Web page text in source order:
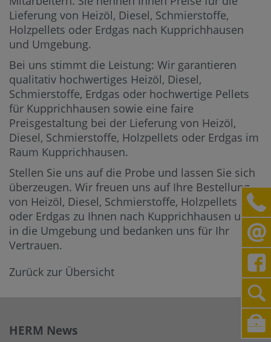
Lieferung von Heizöl, Diesel, Schmierstoffe,
Holzpellets oder Erdgas nach Kupprichhausen
und Umgebung.
Bei uns stimmt die Leistung: Wir garantieren
qualitativ hochwertiges Heizöl, Diesel,
Schmierstoffe, Erdgas oder hochwertige Pellets
für Kupprichhausen sowie eine faire
Preisgestaltung bei der Lieferung von Heizöl,
Diesel, Schmierstoffe, Holzpellets oder Erdgas im
Raum Kupprichhausen.
Stellen Sie uns auf die Probe und lassen Sie sich
überzeugen. Wir freuen uns auf Ihre Bestellung
von Heizöl, Diesel, Schmierstoffe, Holzpellets
oder Erdgas zu Ihnen nach Kupprichhausen und
in die Umgebung und bedanken uns für Ihr
Vertrauen.
Zurück zur Übersicht
HERM News